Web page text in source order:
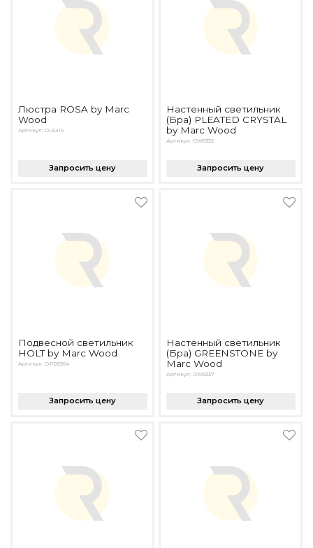
Люстра ROSA by Marc
Wood
Артикул: OL5416
Запросить цену
Настенный светильник
(Бра) PLEATED CRYSTAL
by Marc Wood
Артикул: OW5332
Запросить цену
Подвесной светильник
HOLT by Marc Wood
Артикул: OPD5364
Запросить цену
Настенный светильник
(Бра) GREENSTONE by
Marc Wood
Артикул: OW5337
Запросить цену